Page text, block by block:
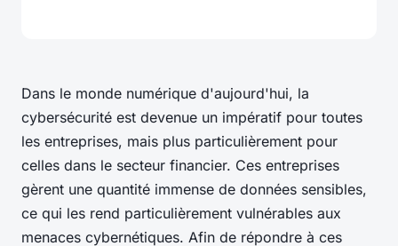
Dans le monde numérique d'aujourd'hui, la
cybersécurité est devenue un impératif pour toutes
les entreprises, mais plus particulièrement pour
celles dans le secteur financier. Ces entreprises
gèrent une quantité immense de données sensibles,
ce qui les rend particulièrement vulnérables aux
menaces cybernétiques. Afin de répondre à ces